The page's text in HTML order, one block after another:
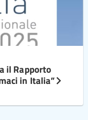
il Rapporto
in Italia”